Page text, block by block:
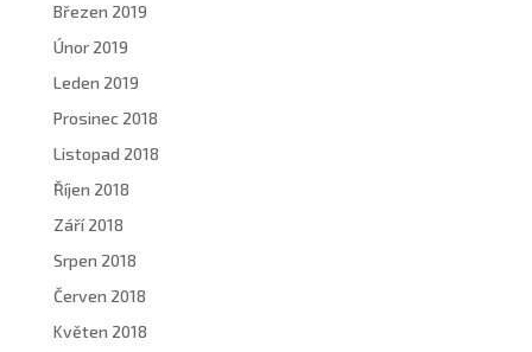
Březen 2019
Únor 2019
Leden 2019
Prosinec 2018
Listopad 2018
Říjen 2018
Září 2018
Srpen 2018
Červen 2018
Květen 2018